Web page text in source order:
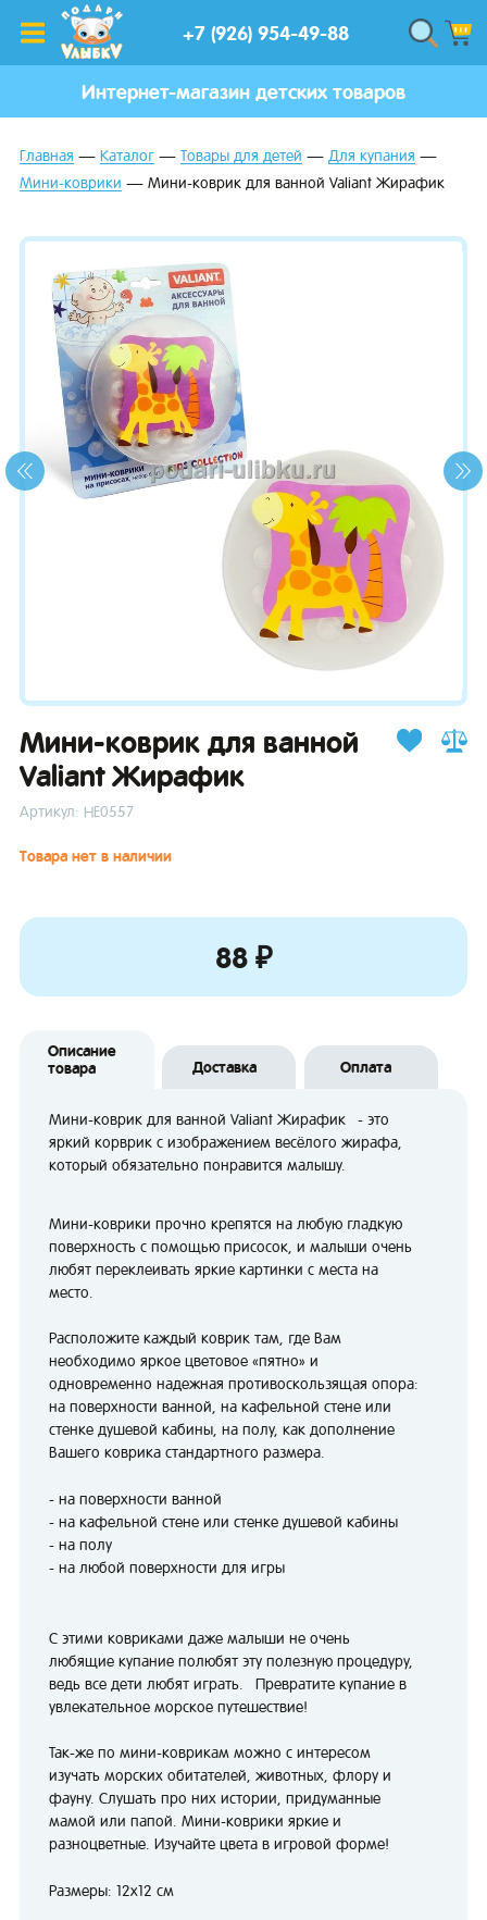
+7 (926) 954-49-88
Интернет-магазин детских товаров
Главная Каталог Товары для детей
Для купания
Мини-коврики
Мини-коврик для ванной Valiant Жирафик
Мини-коврик для ванной
Valiant Жирафик
Артикул: НЕ0557
Товара нет в наличии
88 ₽
Описание
товара
Доставка Оплата
Мини-коврик для ванной Valiant Жирафик - это
яркий корврик с изображением весёлого жирафа,
который обязательно понравится малышу.
Мини-коврики прочно крепятся на любую гладкую
поверхность с помощью присосок, и малыши очень
любят переклеивать яркие картинки с места на
место.
Расположите каждый коврик там, где Вам
необходимо яркое цветовое «пятно» и
одновременно надежная противоскользящая опора:
на поверхности ванной, на кафельной стене или
стенке душевой кабины, на полу, как дополнение
Вашего коврика стандартного размера.
- на поверхности ванной
- на кафельной стене или стенке душевой кабины
- на полу
- на любой поверхности для игры
С этими ковриками даже малыши не очень
любящие купание полюбят эту полезную процедуру,
ведь все дети любят играть. Превратите купание в
увлекательное морское путешествие!
Так-же по мини-коврикам можно с интересом
изучать морских обитателей, животных, флору и
фауну. Слушать про них истории, придуманные
мамой или папой. Мини-коврики яркие и
разноцветные. Изучайте цвета в игровой форме!
Размеры: 12x12 см